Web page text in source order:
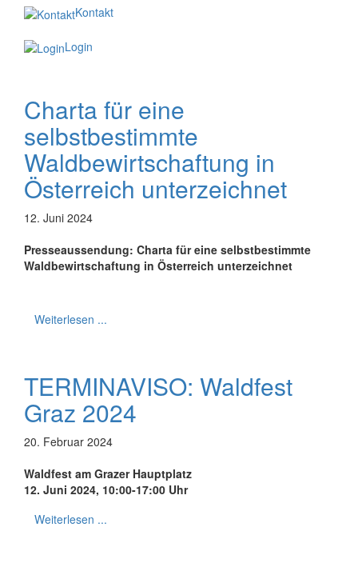
Kontakt
Login
Charta für eine
selbstbestimmte
Waldbewirtschaftung in
Österreich unterzeichnet
12. Juni 2024
Presseaussendung: Charta für eine selbstbestimmte
Waldbewirtschaftung in Österreich unterzeichnet
Weiterlesen ...
TERMINAVISO: Waldfest
Graz 2024
20. Februar 2024
Waldfest am Grazer Hauptplatz
12. Juni 2024, 10:00-17:00 Uhr
Weiterlesen ...